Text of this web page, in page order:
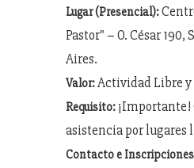
Lugar (Presencial):
Pastor" – O. César 190,
Aires.
Valor:Actividad Libre y
Requisito:¡Importante!
asistencia por lugares
Contacto e